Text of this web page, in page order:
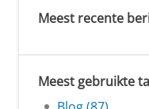
Meest recente
Meest gebruikte